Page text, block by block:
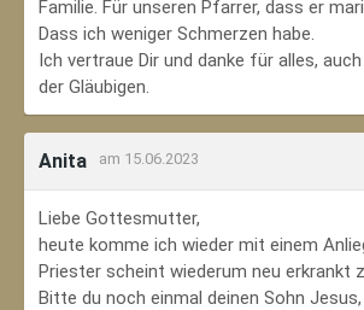
Familie. Für unseren Pfarrer, dass er
Dass ich weniger Schmerzen habe.
Ich vertraue Dir und danke für alles,
der Gläubigen.
Anita am 15.06.2023
Liebe Gottesmutter,
heute komme ich wieder mit einem
Priester scheint wiederum neu erkrankt
Bitte du noch einmal deinen Sohn